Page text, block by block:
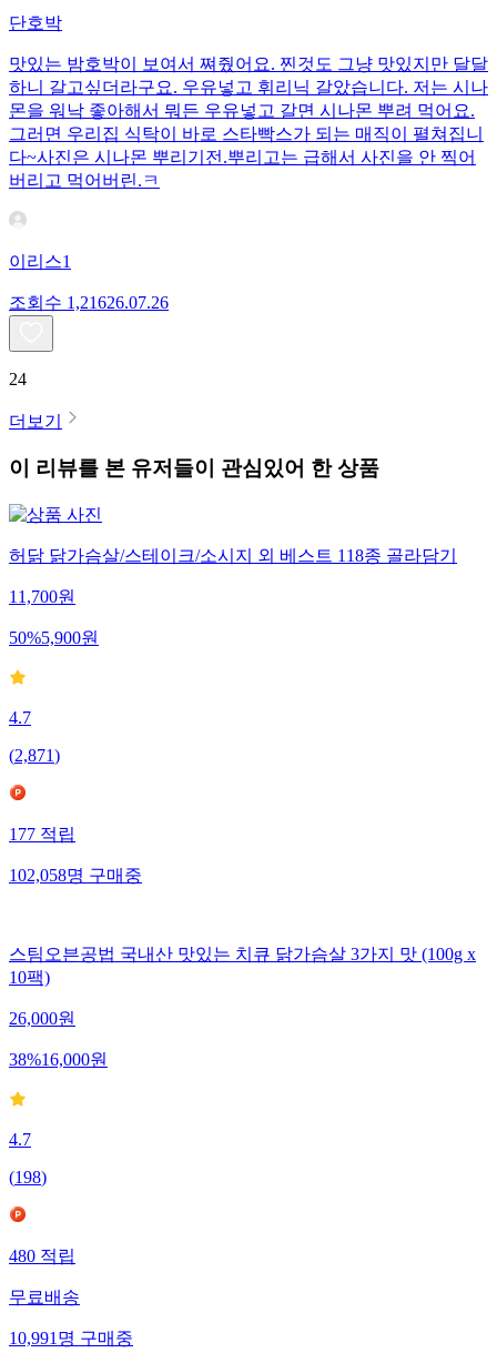
단호박
맛있는 밤호박이 보여서 쪄줬어요. 찐것도 그냥 맛있지만 달달
하니 갈고싶더라구요. 우유넣고 휘리닉 갈았습니다. 저는 시나
몬을 워낙 좋아해서 뭐든 우유넣고 갈면 시나몬 뿌려 먹어요.
그러면 우리집 식탁이 바로 스타빡스가 되는 매직이 펼쳐집니
다~사진은 시나몬 뿌리기전.뿌리고는 급해서 사진을 안 찍어
버리고 먹어버린.ㅋ
이리스1
조회수 1,21626.07.26
24
더보기
이 리뷰를 본 유저들이 관심있어 한 상품
허닭 닭가슴살/스테이크/소시지 외 베스트 118종 골라담기
11,700원
50%5,900원
4.7
(2,871)
177 적립
102,058명 구매중
스팀오븐공법 국내산 맛있는 치큐 닭가슴살 3가지 맛 (100g x
10팩)
26,000원
38%16,000원
4.7
(198)
480 적립
무료배송
10,991 명 구매중